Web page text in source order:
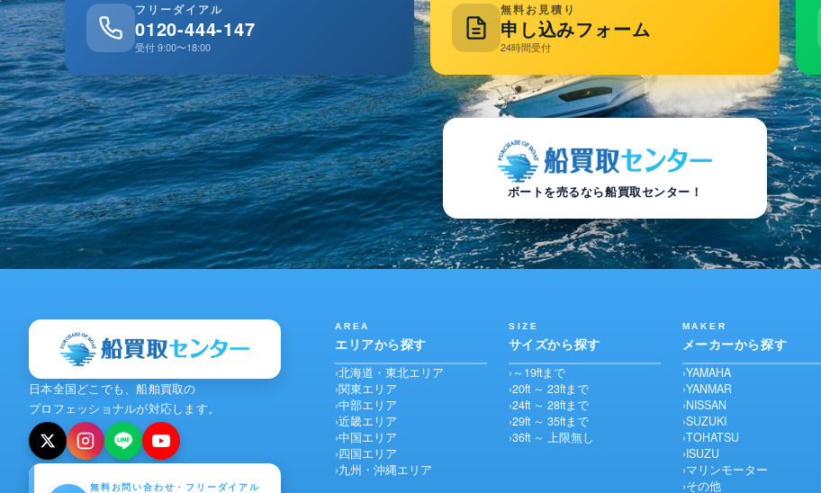
フリーダイアル
0120-444-147
受付 9:00〜18:00
無料お見積り
申し込みフォーム
24時間受付
ボートを売るなら船買取センター！
日本全国どこでも、船舶買取の
プロフェッショナルが対応します。
無料お問い合わせ・フリーダイアル
AREA
エリアから探す
北海道・東北エリア
関東エリア
中部エリア
近畿エリア
中国エリア
四国エリア
九州・沖縄エリア
SIZE
サイズから探す
～19ftまで
20ft ～ 23ftまで
24ft ～ 28ftまで
29ft ～ 35ftまで
36ft ～ 上限無し
MAKER
メーカーから探す
YAMAHA
YANMAR
NISSAN
SUZUKI
TOHATSU
ISUZU
マリンモーター
その他